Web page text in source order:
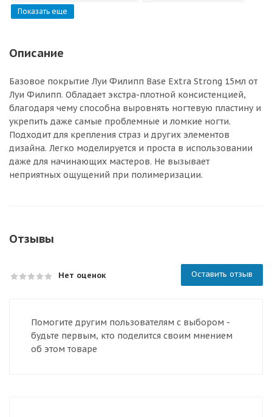
Показать еще
Описание
Базовое покрытие Луи Филипп Base Extra Strong 15мл от
Луи Филипп. Обладает экстра-плотной консистенцией,
благодаря чему способна выровнять ногтевую пластину и
укрепить даже самые проблемные и ломкие ногти.
Подходит для крепления страз и других элементов
дизайна. Легко моделируется и проста в использовании
даже для начинающих мастеров. Не вызывает
неприятных ощущений при полимеризации.
Отзывы
Нет оценок Оставить отзыв
Помогите другим пользователям с выбором -
будьте первым, кто поделится своим мнением
об этом товаре